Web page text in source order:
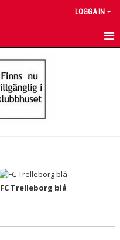
LOGGA IN
FC Trelleborg blå